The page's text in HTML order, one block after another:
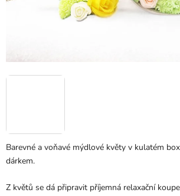
Barevné a voňavé mýdlové květy v kulatém
dárkem.
Z květů se dá připravit příjemná relaxační